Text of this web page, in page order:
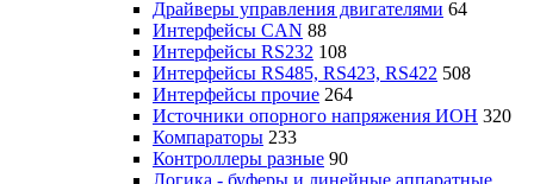
Драйверы управления двигателями 64
Интерфейсы CAN 88
Интерфейсы RS232 108
Интерфейсы RS485, RS423, RS422 508
Интерфейсы прочие 264
Источники опорного напряжения ИОН 320
Компараторы 233
Контроллеры разные 90
Логика - буферы и линейные аппаратные